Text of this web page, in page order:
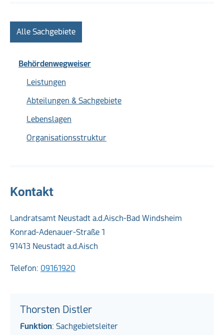
Alle Sachgebiete
Behördenwegweiser
Leistungen
Abteilungen & Sachgebiete
Lebenslagen
Organisationsstruktur
Kontakt
Landratsamt Neustadt a.d.Aisch-Bad Windsheim
Konrad-Adenauer-Straße 1
91413 Neustadt a.d.Aisch
Telefon: 09161920
Thorsten Distler
Funktion: Sachgebietsleiter